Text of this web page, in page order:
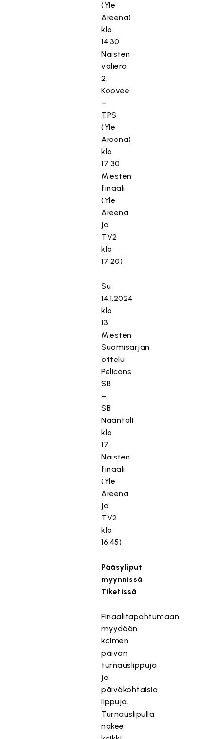
(Yle
Areena)
klo
14.30
Naisten
välierä
2:
Koovee
–
TPS
(Yle
Areena)
klo
17.30
Miesten
finaali
(Yle
Areena
ja
TV2
klo
17.20)
Su
14.1.2024
klo
13
Miesten
Suomisarjan
ottelu
Pelicans
SB
–
SB
Naantali
klo
17
Naisten
finaali
(Yle
Areena
ja
TV2
klo
16.45)
Pääsyliput
myynnissä
Tiketissä
Finaalitapahtumaan
myydään
kolmen
päivän
turnauslippuja
ja
päiväkohtaisia
lippuja.
Turnauslipulla
näkee